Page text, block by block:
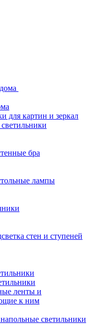
для картин и зеркал
бра
лампы
стен и ступеней
ленты и
к ним
светильники